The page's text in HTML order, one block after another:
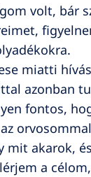
volt, bár
miatti
azonban
fontos,
mit akarok,
a